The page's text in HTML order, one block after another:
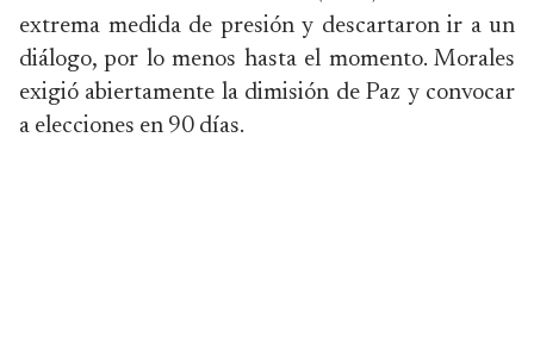
extrema medida de presión y descartaron ir a un
diálogo, por lo menos hasta el momento. Morales
exigió abiertamente la dimisión de Paz y convocar
a elecciones en 90 días.